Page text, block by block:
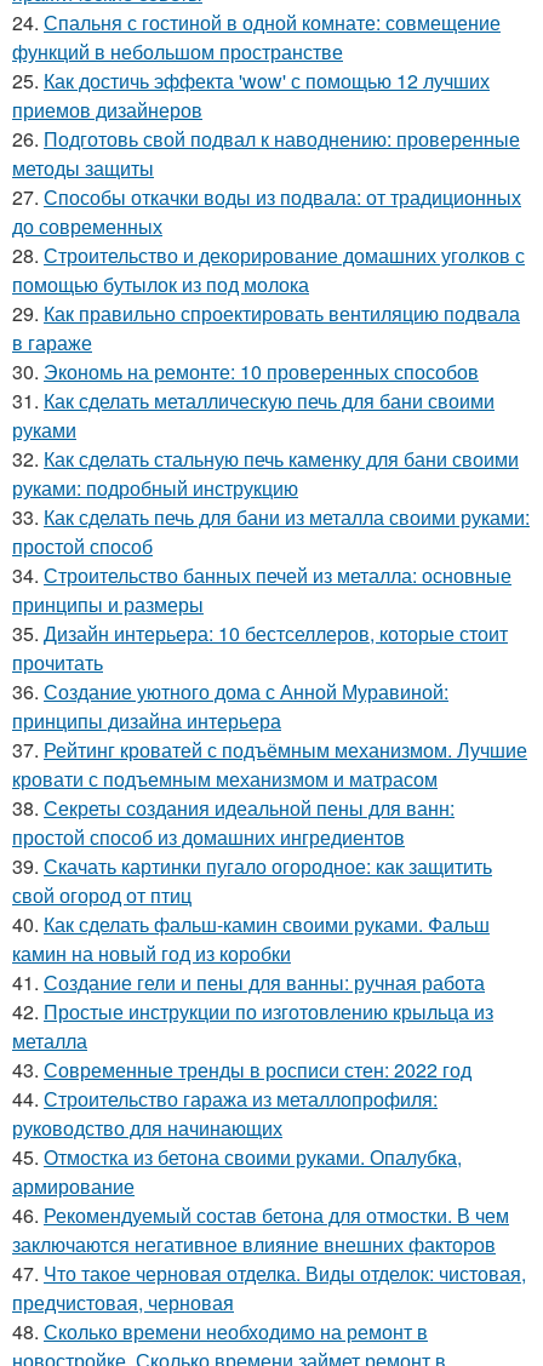
24. Спальня с гостиной в одной комнате: совмещение
функций в небольшом пространстве
25. Как достичь эффекта 'wow' с помощью 12 лучших
приемов дизайнеров
26. Подготовь свой подвал к наводнению: проверенные
методы защиты
27. Способы откачки воды из подвала: от традиционных
до современных
28. Строительство и декорирование домашних уголков с
помощью бутылок из под молока
29. Как правильно спроектировать вентиляцию подвала
в гараже
30. Экономь на ремонте: 10 проверенных способов
31. Как сделать металлическую печь для бани своими
руками
32. Как сделать стальную печь каменку для бани своими
руками: подробный инструкцию
33. Как сделать печь для бани из металла своими руками:
простой способ
34. Строительство банных печей из металла: основные
принципы и размеры
35. Дизайн интерьера: 10 бестселлеров, которые стоит
прочитать
36. Создание уютного дома с Анной Муравиной:
принципы дизайна интерьера
37. Рейтинг кроватей с подъёмным механизмом. Лучшие
кровати с подъемным механизмом и матрасом
38. Секреты создания идеальной пены для ванн:
простой способ из домашних ингредиентов
39. Скачать картинки пугало огородное: как защитить
свой огород от птиц
40. Как сделать фальш-камин своими руками. Фальш
камин на новый год из коробки
41. Создание гели и пены для ванны: ручная работа
42. Простые инструкции по изготовлению крыльца из
металла
43. Современные тренды в росписи стен: 2022 год
44. Строительство гаража из металлопрофиля:
руководство для начинающих
45. Отмостка из бетона своими руками. Опалубка,
армирование
46. Рекомендуемый состав бетона для отмостки. В чем
заключаются негативное влияние внешних факторов
47. Что такое черновая отделка. Виды отделок: чистовая,
предчистовая, черновая
48. Сколько времени необходимо на ремонт в